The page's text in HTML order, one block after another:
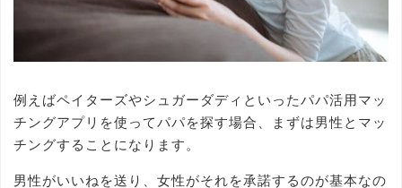
例えばペイターズやシュガーダディといったパパ活用マッ
チングアプリを使ってパパを探す場合、まずは男性とマッ
チングすることになります。
男性がいいねを送り、女性がそれを承諾するのが基本なの